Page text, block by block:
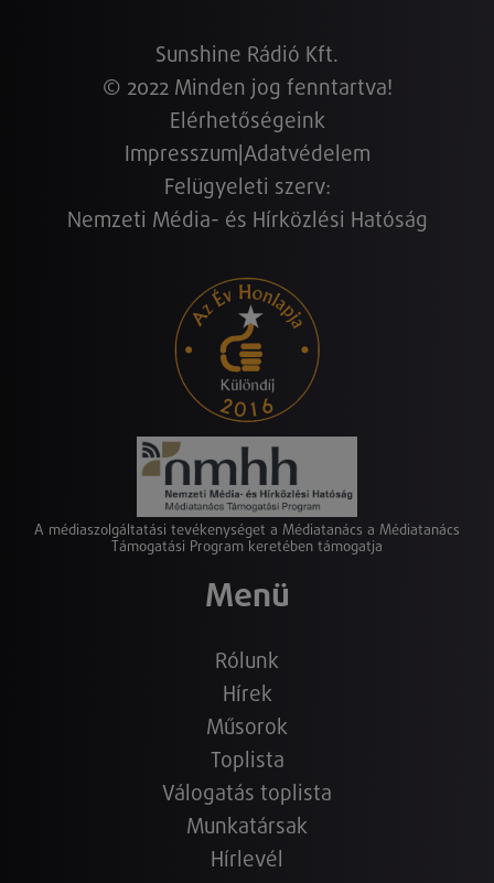
Sunshine Rádió Kft.
© 2022 Minden jog fenntartva!
Elérhetőségeink
Impresszum Adatvédelem
Felügyeleti szerv:
Nemzeti Média- és Hírközlési Hatóság
A médiaszolgáltatási tevékenységet a Médiatanács a Médiatanács
Támogatási Program keretében támogatja
Menü
Rólunk
Hírek
Műsorok
Toplista
Válogatás toplista
Munkatársak
Hírlevél